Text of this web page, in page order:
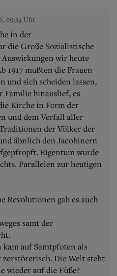
09:34 Uhr
in der
die Große Sozialistische
wir heute
1917 mußten die Frauen
und sich scheiden lassen,
Familie hinauslief, es
Kirche in Form der
und dem Verfall aller
der Völker der
ähnlich den Jacobinern
Eigentum wurde
Parallelen zur heutigen
Revolutionen gab es auch
samt der
auf Samtpfoten als
Die Welt steht
wieder auf die Füße?